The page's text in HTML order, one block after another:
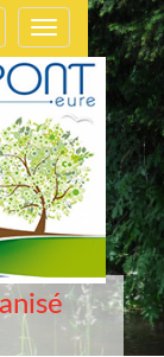
Toggle
navigation